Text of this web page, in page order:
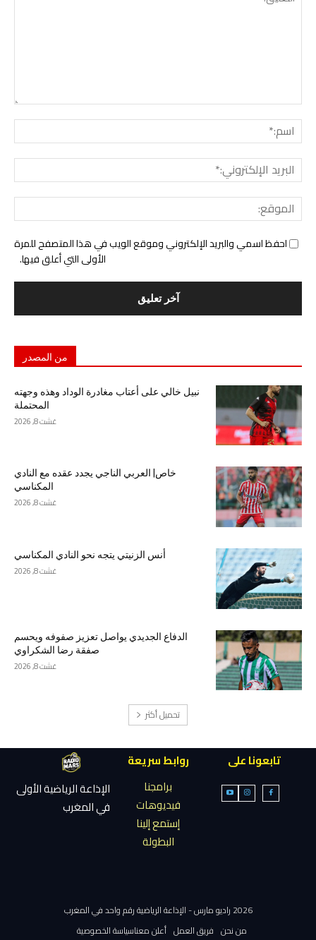
احفظ اسمي والبريد الإلكتروني وموقع الويب في هذا المتصفح للمرة
الأولى التي أعلق فيها.
من المصدر
نبيل خالي على أعتاب مغادرة الوداد وهذه وجهته
المحتملة
غشت 8, 2026
خاص| العربي الناجي يجدد عقده مع النادي
المكناسي
غشت 8, 2026
أنس الزنيتي يتجه نحو النادي المكناسي
غشت 8, 2026
الدفاع الجديدي يواصل تعزيز صفوفه ويحسم
صفقة رضا الشكراوي
غشت 8, 2026
تحميل أكثر
تابعونا على
روابط سريعة
برامجنا
فيديوهات
إستمع إلينا
البطولة
الإذاعة الرياضية الأولى
في المغرب
2026 راديو مارس - الإذاعة الرياضية رقم واحد في المغرب
من نحن فريق العمل أعلن معناسياسة الخصوصية